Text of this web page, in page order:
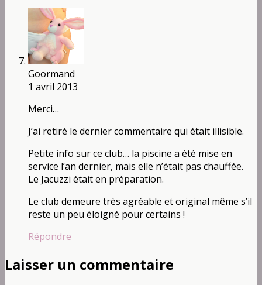
Goormand
1 avril 2013
Merci…
J’ai retiré le dernier commentaire qui était illisible.
Petite info sur ce club… la piscine a été mise en
service l’an dernier, mais elle n’était pas chauffée.
Le Jacuzzi était en préparation.
Le club demeure très agréable et original même s’il
reste un peu éloigné pour certains !
Répondre
Laisser un commentaire